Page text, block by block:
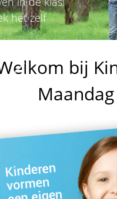
het zelf
bij
Maandag